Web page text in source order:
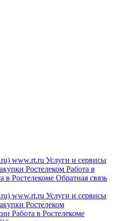
www.rt.ru Услуги и сервисы
Ростелеком Работа в
в Ростелекоме Обратная связь
www.rt.ru Услуги и сервисы
Ростелеком
Работа в Ростелекоме